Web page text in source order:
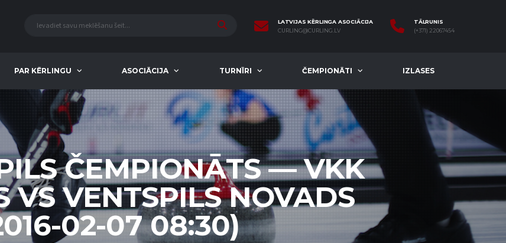
LATVIJAS KĒRLINGA ASOCIĀCIJA
CURLING@CURLING.LV
TĀLRUNIS
(+371) 22067454
PAR KĒRLINGU ASOCIĀCIJA TURNĪRI ČEMPIONĀTI IZLASES
ČEMPIONĀTS — VKK
VS VENTSPILS NOVADS
02-07 08:30)